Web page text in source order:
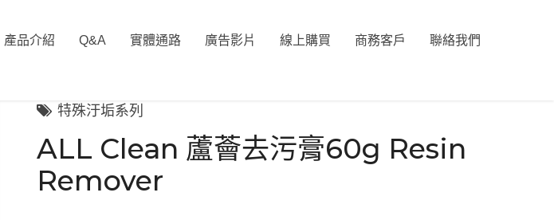
產品介紹 Q&A 實體通路 廣告影片 線上購買 商務客戶 聯絡我們
特殊汙垢系列
ALL Clean 蘆薈去污膏60g Resin
Remover